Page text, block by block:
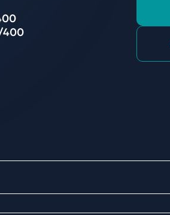
400